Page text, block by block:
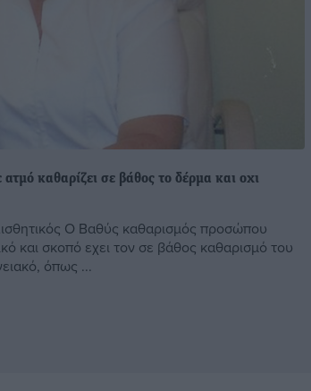
καθαρίζει σε βάθος το δέρμα και οχι
Ο Βαθύς καθαρισμός προσώπου
και σκοπό εχει τον σε βάθος καθαρισμό του
όπως ...